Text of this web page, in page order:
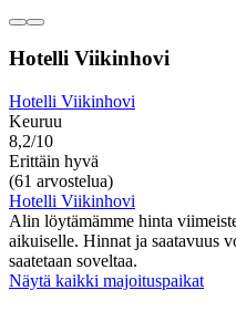
Hotelli Viikinhovi
Hotelli Viikinhovi
Keuruu
8,2/10
Erittäin hyvä
(61 arvostelua)
Hotelli Viikinhovi
Alin löytämämme hinta
aikuiselle. Hinnat ja saatavuus
saatetaan soveltaa.
Näytä kaikki majoituspaikat